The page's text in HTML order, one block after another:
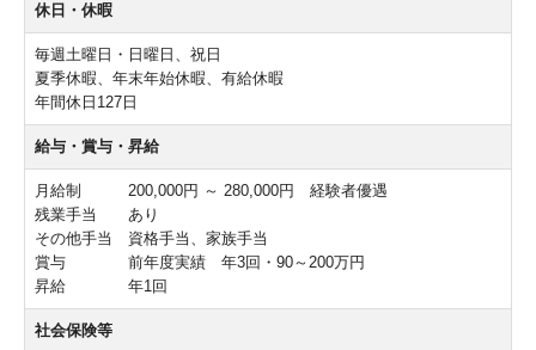
休日・休暇
毎週土曜日・日曜日、祝日
夏季休暇、年末年始休暇、有給休暇
年間休日127日
給与・賞与・昇給
月給制 200,000円 ～ 280,000円 経験者優遇
残業手当 あり
その他手当 資格手当、家族手当
賞与 前年度実績 年3回・90～200万円
昇給 年1回
社会保険等